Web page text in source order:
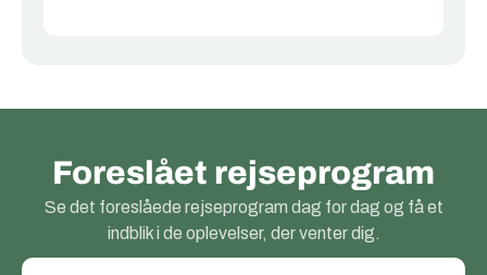
Foreslået rejseprogram
Se det foreslåede rejseprogram dag for dag og få et
indblik i de oplevelser, der venter dig.